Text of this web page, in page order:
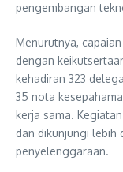
pengembangan
Menurutnya,
dengan
kehadiran 323
35 nota
kerja sama.
dan dikunjungi lebih
penyelenggaraan.